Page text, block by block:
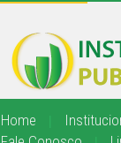
Home